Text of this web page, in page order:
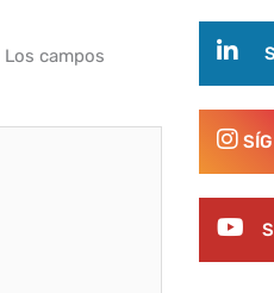
Los campos